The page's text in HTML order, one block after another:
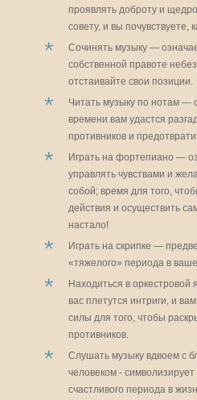
проявлять доброту и
совету, и вы почувствуете,
Сочинять музыку —
собственной правоте
отстаивайте свои позиции.
Читать музыку по нотам —
времени вам удастся
противников и
Играть на фортепиано —
управлять чувствами и
собой; время для того,
действия и осуществить
настало!
Играть на скрипке —
«тяжелого» периода в
Находиться в оркестровой
вас плетутся интриги, и
силы для того, чтобы
противников.
Слушать музыку вдвоем с
человеком -
счастливого периода в